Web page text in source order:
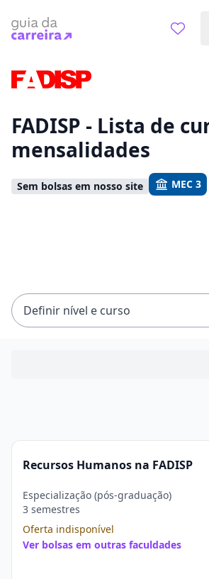
Vamos te guiar no caminho ideal para
FADISP - Lista de
mensalidades
Sem bolsas em nosso site MEC 3
Definir nível e curso
Recursos Humanos na FADISP
Especialização (pós-graduação)
3 semestres
Oferta indisponível
Ver bolsas em outras faculdades